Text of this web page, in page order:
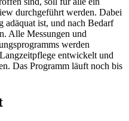
durchgeführt werden. Dabei
ist, und nach Bedarf
Alle Messungen und
werden
entwickelt und
Das Programm läuft noch bis